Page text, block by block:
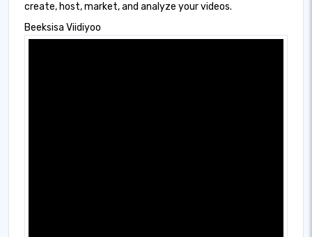
create, host, market, and analyze your videos.
Beeksisa Viidiyoo